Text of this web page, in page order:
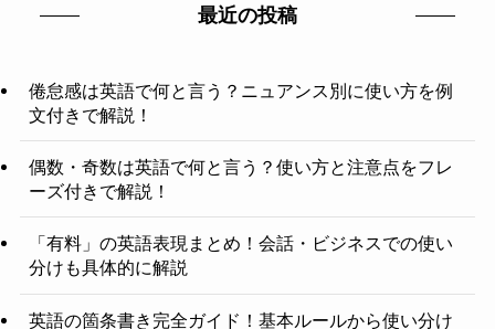
最近の投稿
倦怠感は英語で何と言う？ニュアンス別に使い方を例
文付きで解説！
偶数・奇数は英語で何と言う？使い方と注意点をフレ
ーズ付きで解説！
「有料」の英語表現まとめ！会話・ビジネスでの使い
分けも具体的に解説
英語の箇条書き完全ガイド！基本ルールから使い分け